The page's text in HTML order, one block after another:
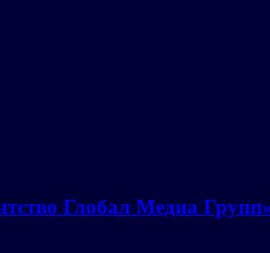
Глобал Медиа